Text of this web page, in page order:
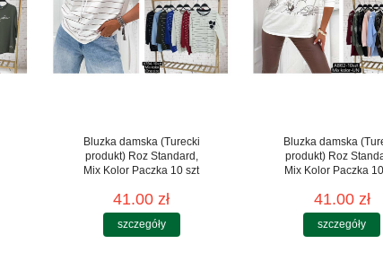
Bluzka damska (Turecki
produkt) Roz Standard,
Mix Kolor Paczka 10 szt
41.00 zł
szczegóły
Bluzka damska
produkt) Roz
Mix Kolor Paczka
41.00 zł
szczegóły